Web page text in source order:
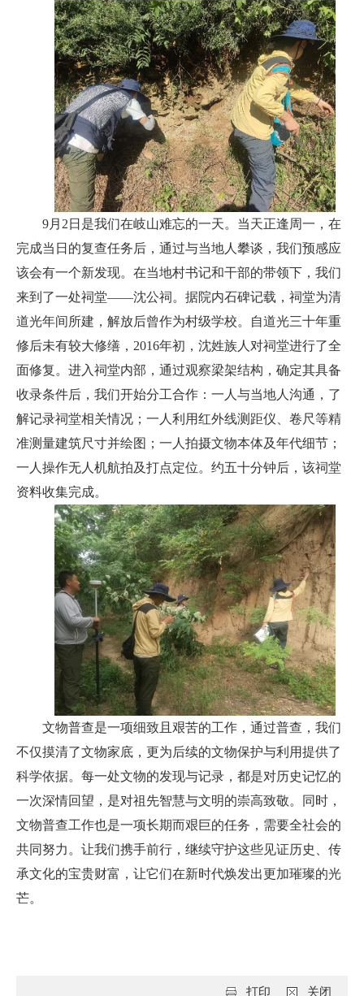
9月2日是我们在岐山难忘的一天。当天正逢周一，在
完成当日的复查任务后，通过与当地人攀谈，我们预感应
该会有一个新发现。在当地村书记和干部的带领下，我们
来到了一处祠堂——沈公祠。据院内石碑记载，祠堂为清
道光年间所建，解放后曾作为村级学校。自道光三十年重
修后未有较大修缮，2016年初，沈姓族人对祠堂进行了全
面修复。进入祠堂内部，通过观察梁架结构，确定其具备
收录条件后，我们开始分工合作：一人与当地人沟通，了
解记录祠堂相关情况；一人利用红外线测距仪、卷尺等精
准测量建筑尺寸并绘图；一人拍摄文物本体及年代细节；
一人操作无人机航拍及打点定位。约五十分钟后，该祠堂
资料收集完成。
文物普查是一项细致且艰苦的工作，通过普查，我们
不仅摸清了文物家底，更为后续的文物保护与利用提供了
科学依据。每一处文物的发现与记录，都是对历史记忆的
一次深情回望，是对祖先智慧与文明的崇高致敬。同时，
文物普查工作也是一项长期而艰巨的任务，需要全社会的
共同努力。让我们携手前行，继续守护这些见证历史、传
承文化的宝贵财富，让它们在新时代焕发出更加璀璨的光
芒。
关闭
打印